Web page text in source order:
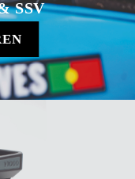
SSV